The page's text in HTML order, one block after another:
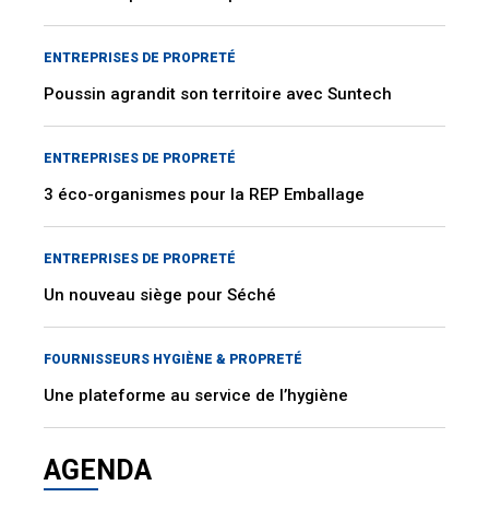
ENTREPRISES DE PROPRETÉ
Poussin agrandit son territoire avec Suntech
ENTREPRISES DE PROPRETÉ
3 éco-organismes pour la REP Emballage
ENTREPRISES DE PROPRETÉ
Un nouveau siège pour Séché
FOURNISSEURS HYGIÈNE & PROPRETÉ
Une plateforme au service de l’hygiène
AGENDA